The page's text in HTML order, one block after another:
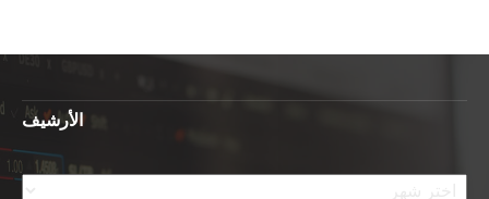
الأرشيف
الأرشيف